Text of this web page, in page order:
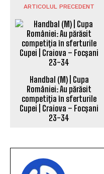
DANIEL CRUCERU
http://www.sportuldoljean.ro
Jurnalist sportiv si
Am ales presa online
există limite în exprimare